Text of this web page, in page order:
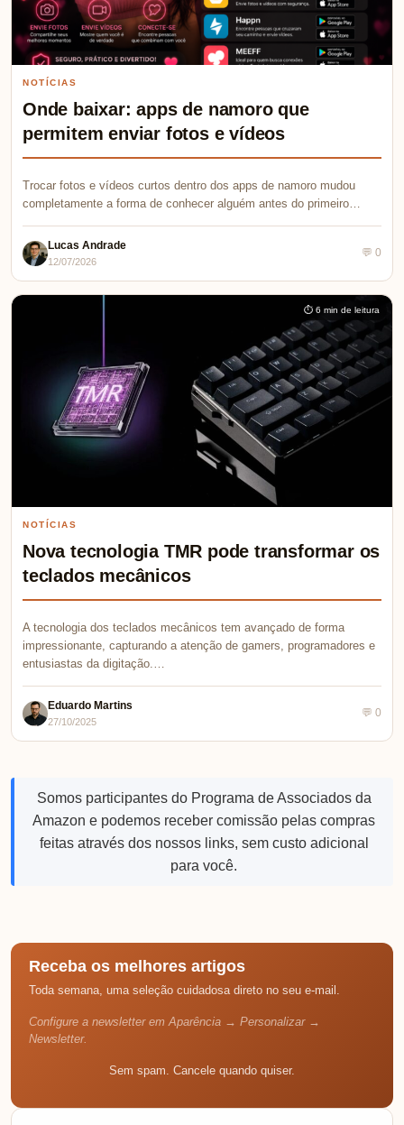
NOTÍCIAS
Onde baixar: apps de namoro que
permitem enviar fotos e vídeos
Trocar fotos e vídeos curtos dentro dos apps de namoro mudou
completamente a forma de conhecer alguém antes do primeiro…
Lucas Andrade
12/07/2026
💬 0
⏱ 6 min de leitura
NOTÍCIAS
Nova tecnologia TMR pode transformar os
teclados mecânicos
A tecnologia dos teclados mecânicos tem avançado de forma
impressionante, capturando a atenção de gamers, programadores e
entusiastas da digitação.…
Eduardo Martins
27/10/2025
💬 0
Somos participantes do Programa de Associados da
Amazon e podemos receber comissão pelas compras
feitas através dos nossos links, sem custo adicional
para você.
Receba os melhores artigos
Toda semana, uma seleção cuidadosa direto no seu e-mail.
Configure a newsletter em Aparência → Personalizar →
Newsletter.
Sem spam. Cancele quando quiser.